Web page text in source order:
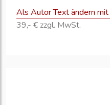
Als Autor Text ändern
39,- € zzgl. MwSt.